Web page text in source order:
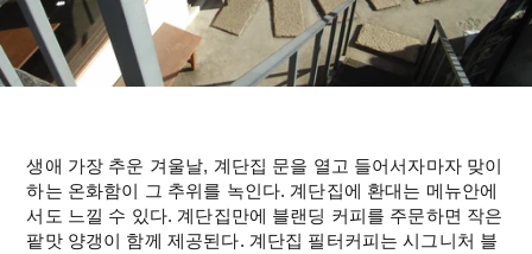
생애 가장 추운 겨울날, 계단집 문을 열고 들어서자마자 맞이
하는 온화함이 그 추위를 녹인다. 계단집에 환대는 메뉴안에
서도 느낄 수 있다. 계단집만에 블랜딩 커피를 주문하면 작은
팥맛 양갱이 함께 제공된다. 계단집 필터커피는 시그니처 블